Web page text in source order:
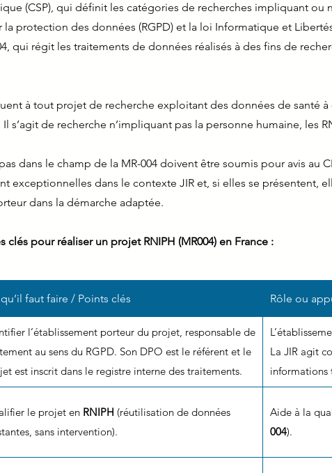
(CSP), qui définit les catégories de recherches impliquant ou
la protection des données (RGPD) et la loi Informatique et
qui régit les traitements de données réalisés à des fins de
à tout projet de recherche exploitant des données de santé
s’agit de recherche n’impliquant pas la personne humaine, les
dans le champ de la MR-004 doivent être soumis pour avis au
exceptionnelles dans le contexte JIR et, si elles se présentent,
dans la démarche adaptée.
clés pour réaliser un projet RNIPH (MR004) en France :
faut faire / Points clés Rôle ou
l’établissement porteur du projet, responsable de
au sens du RGPD. Son DPO est le référent et le
est inscrit dans le registre interne des traitements.
La JIR agit
informations
le projet en RNIPH (réutilisation de données
sans intervention).
Aide à la
004).